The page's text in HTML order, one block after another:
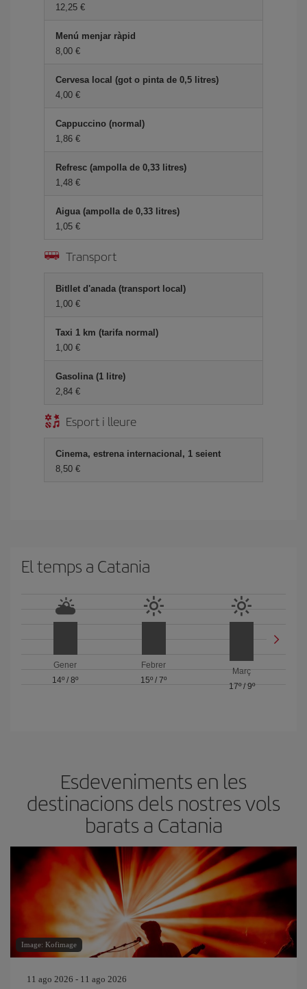
12,25
Menú menjar ràpid
8,00
Cervesa local (got o pinta de 0,5 litres)
4,00
Cappuccino (normal)
1,86
Refresc (ampolla de 0,33 litres)
1,48
Aigua (ampolla de 0,33 litres)
1,05
Transport
Bitllet d'anada (transport local)
1,00
Taxi 1 km (tarifa normal)
1,00
Gasolina (1 litre)
2,84
Esport i lleure
Cinema, estrena internacional, 1 seient
8,50
El temps a Catania
Gener
14º /8º
Febrer
15º / 7º
Març
17º/ 9º
Esdeveniments en les
destinacions dels nostres vols
barats a Catania
Image: Kofimage
11 ago 2026 - 11 ago 2026